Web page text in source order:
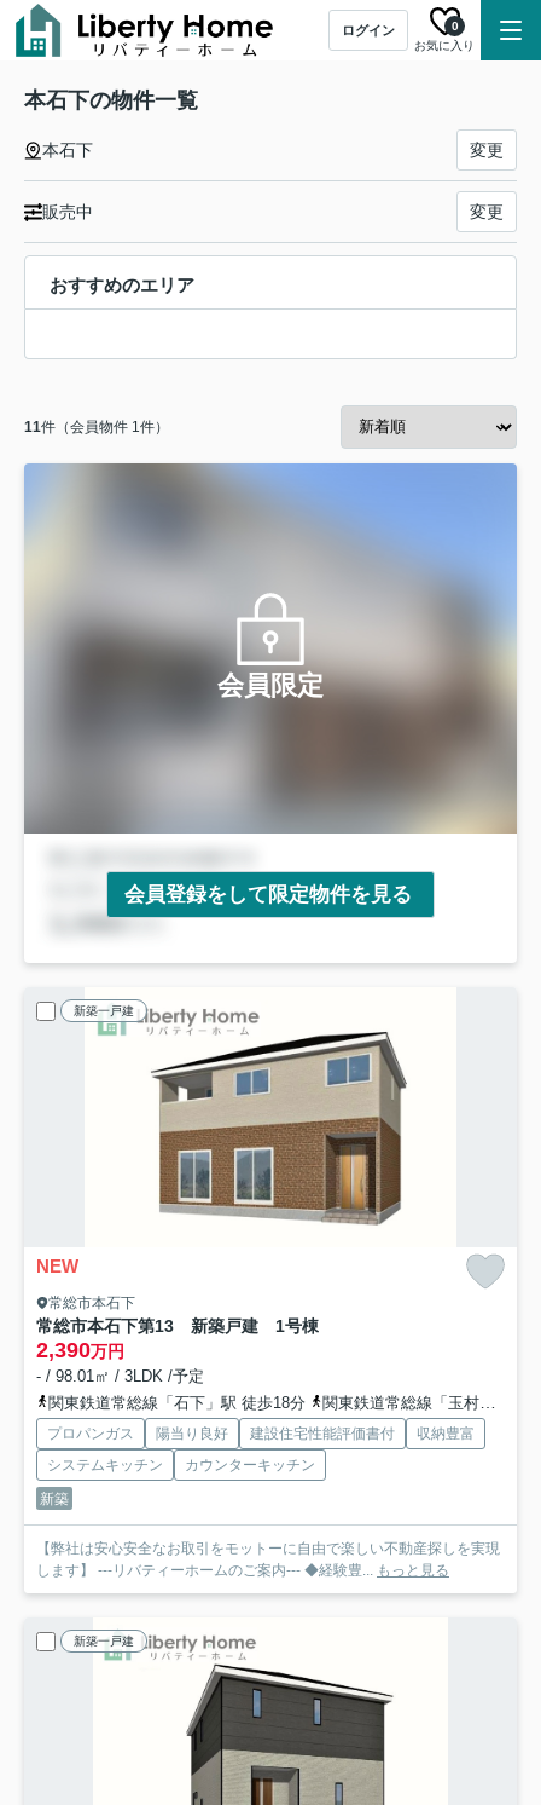
ログイン
お気に入り
0
本石下の物件一覧
本石下 変更
販売中 変更
おすすめのエリア
11件（会員物件 1件）
会員限定
会員登録をして限定物件を見る
新築一戸建
NEW
常総市本石下
常総市本石下第13 新築戸建 1号棟
2,390万円
- / 98.01㎡ / 3LDK /予定
関東鉄道常総線「石下」駅 徒歩18分
関東鉄道常総線「玉村」駅 徒歩22分
プロパンガス 陽当り良好 建設住宅性能評価書付
収納豊富
システムキッチン
カウンターキッチン
新築
【弊社は安心安全なお取引をモットーに自由で楽しい不動産探しを実現
します】 ---リバティーホームのご案内--- ◆経験豊... もっと見る
新築一戸建